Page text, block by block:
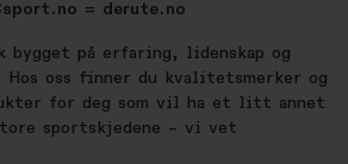
= derute.no
bygget på erfaring, lidenskap og
oss finner du kvalitetsmerker og
for deg som vil ha et litt annet
sportskjedene – vi vet